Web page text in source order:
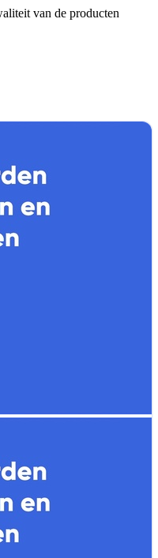
van de producten